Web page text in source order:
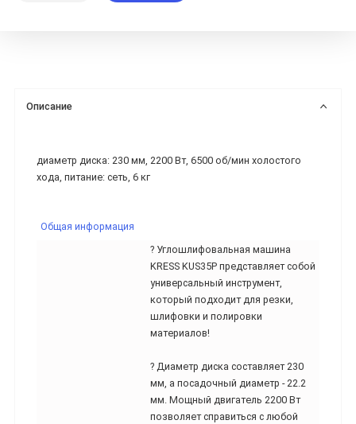
Описание
диаметр диска: 230 мм, 2200 Вт, 6500 об/мин холостого
хода, питание: сеть, 6 кг
Общая информация
? Углошлифовальная машина
KRESS KUS35P представляет собой
универсальный инструмент,
который подходит для резки,
шлифовки и полировки
материалов!
? Диаметр диска составляет 230
мм, а посадочный диаметр - 22.2
мм. Мощный двигатель 2200 Вт
позволяет справиться с любой